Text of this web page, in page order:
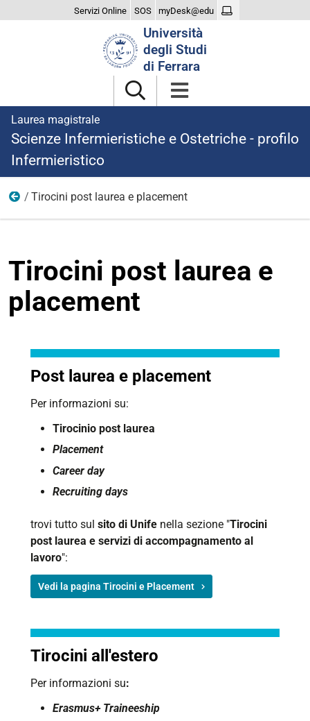
Servizi Online SOS myDesk@edu
Università
degli Studi
di Ferrara
Laurea magistrale
Scienze Infermieristiche e Ostetriche - profilo
Infermieristico
Dopo la laurea
Tirocini post laurea e placement
Tirocini post laurea e
placement
Post laurea e placement
Per informazioni su:
Tirocinio post laurea
Placement
Career day
Recruiting days
trovi tutto sul sito di Unife nella sezione "Tirocini
post laurea e servizi di accompagnamento al
lavoro":
Vedi la pagina Tirocini e Placement
Tirocini all'estero
Per informazioni su:
Erasmus+ Traineeship